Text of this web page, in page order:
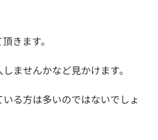
きます。
ませんかなど見かけます。
る方は多いのではないでしょ